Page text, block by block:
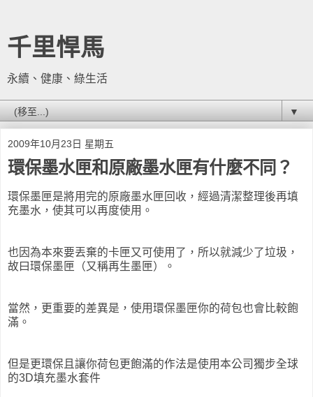
千里悍馬
永續、健康、綠生活
▼
2009年10月23日 星期五
環保墨水匣和原廠墨水匣有什麼不同？
環保墨匣是將用完的原廠墨水匣回收，經過清潔整理後再填
充墨水，使其可以再度使用。
也因為本來要丟棄的卡匣又可使用了，所以就減少了垃圾，
故曰環保墨匣（又稱再生墨匣）。
當然，更重要的差異是，使用環保墨匣你的荷包也會比較飽
滿。
但是更環保且讓你荷包更飽滿的作法是使用本公司獨步全球
的3D填充墨水套件